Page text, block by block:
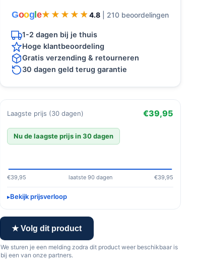
Goog e★★★★★
★★★★★ 4.8 | 210 beoordelingen
1-2 dagen bij je thuis
Hoge klantbeoordeling
Gratis verzending & retourneren
30 dagen geld terug garantie
Laagste prijs (30 dagen) €39,95
Nu de laagste prijs in 30 dagen
€39,95 laatste 90 dagen €39,95
Bekijk prijsverloop
★ Volg dit product
We sturen je een melding zodra dit product weer beschikbaar is
bij een van onze partners.